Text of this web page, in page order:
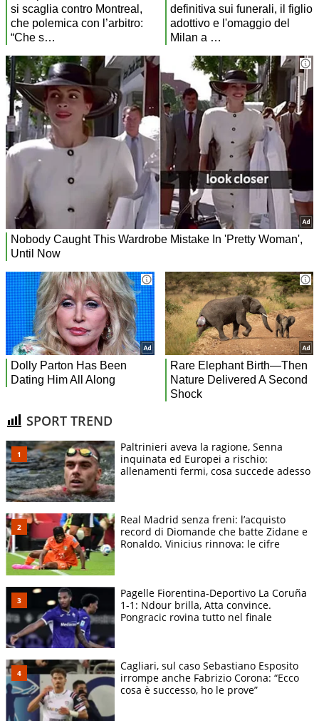
SPORT TREND
Paltrinieri aveva la ragione, Senna
inquinata ed Europei a rischio:
allenamenti fermi, cosa succede adesso
Real Madrid senza freni: l’acquisto
record di Diomande che batte Zidane e
Ronaldo. Vinicius rinnova: le cifre
Pagelle Fiorentina-Deportivo La Coruña
1-1: Ndour brilla, Atta convince.
Pongracic rovina tutto nel finale
Cagliari, sul caso Sebastiano Esposito
irrompe anche Fabrizio Corona: “Ecco
cosa è successo, ho le prove”